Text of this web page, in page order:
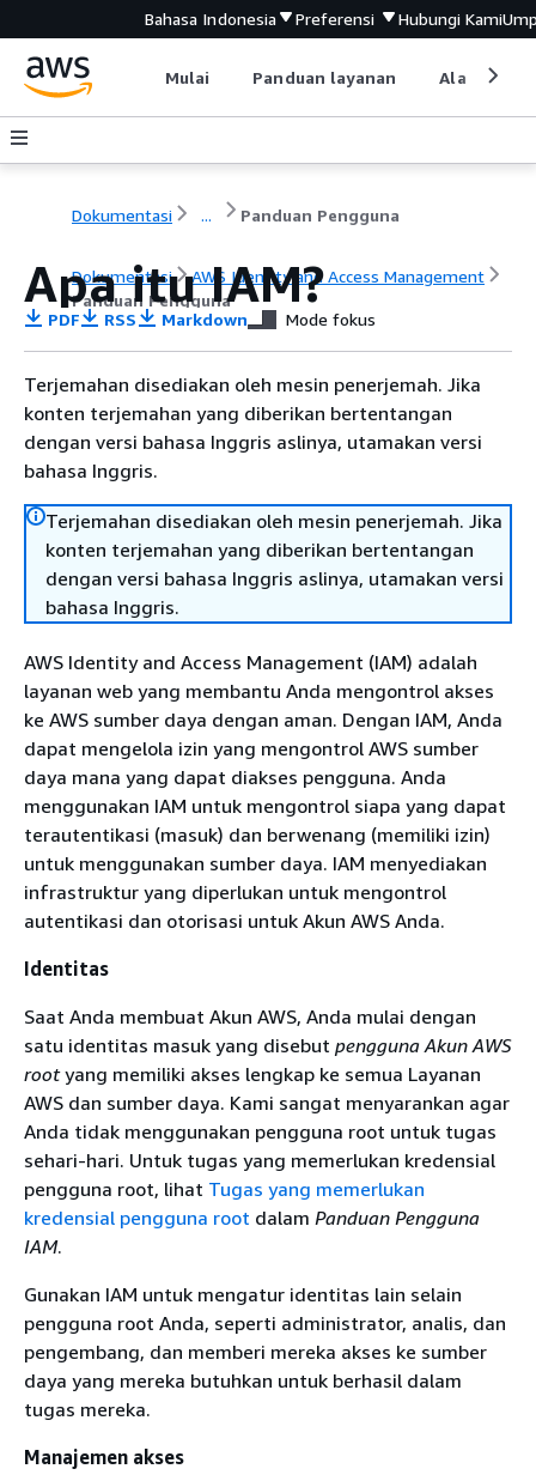
Bahasa Indonesia Preferensi Hubungi Kami
Mulai Panduan layanan Alat
Dokumentasi ... Panduan Pengguna
Dokumentasi
AWS Identity and Access Management
Panduan Pengguna
Apa itu IAM?
PDF RSS Markdown Mode fokus
Terjemahan disediakan oleh mesin penerjemah. Jika
konten terjemahan yang diberikan bertentangan
dengan versi bahasa Inggris aslinya, utamakan versi
bahasa Inggris.
Terjemahan disediakan oleh mesin penerjemah. Jika
konten terjemahan yang diberikan bertentangan
dengan versi bahasa Inggris aslinya, utamakan versi
bahasa Inggris.
AWS Identity and Access Management (IAM) adalah
layanan web yang membantu Anda mengontrol akses
ke AWS sumber daya dengan aman. Dengan IAM, Anda
dapat mengelola izin yang mengontrol AWS sumber
daya mana yang dapat diakses pengguna. Anda
menggunakan IAM untuk mengontrol siapa yang dapat
terautentikasi (masuk) dan berwenang (memiliki izin)
untuk menggunakan sumber daya. IAM menyediakan
infrastruktur yang diperlukan untuk mengontrol
autentikasi dan otorisasi untuk Akun AWS Anda.
Identitas
Saat Anda membuat Akun AWS, Anda mulai dengan
satu identitas masuk yang disebut pengguna Akun AWS
rootyang memiliki akses lengkap ke semua Layanan
AWS dan sumber daya. Kami sangat menyarankan agar
Anda tidak menggunakan pengguna root untuk tugas
sehari-hari. Untuk tugas yang memerlukan kredensial
pengguna root, lihat Tugas yang memerlukan
kredensial pengguna root dalam Panduan Pengguna
IAM.
Gunakan IAM untuk mengatur identitas lain selain
pengguna root Anda, seperti administrator, analis, dan
pengembang, dan memberi mereka akses ke sumber
daya yang mereka butuhkan untuk berhasil dalam
tugas mereka.
Manajemen akses